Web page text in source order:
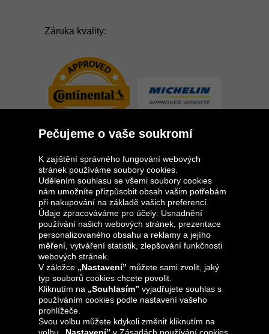
Záruka kvality:
Skupina Oponeo
Belgique Deutschland Éire España
France Italia Magyarország Nederland
Pečujeme o vaše soukromí
K zajištění správného fungování webových
stránek používáme soubory cookies.
Udělením souhlasu se všemi soubory cookies
nám umožníte přizpůsobit obsah vašim potřebám
při nakupování na základě vašich preferencí.
Údaje zpracováváme pro účely: Usnadnění
používání našich webových stránek, prezentace
personalizovaného obsahu a reklamy a jejího
měření, vytváření statistik, zlepšování funkčnosti
webových stránek.
V záložce „Nastavení” můžete sami zvolit, jaký
typ souborů cookies chcete povolit.
Kliknutím na „Souhlasím” vyjadřujete souhlas s
používáním cookies podle nastavení vašeho
prohlížeče.
Svou volbu můžete kdykoli změnit kliknutím na